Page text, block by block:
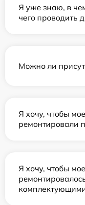
Я уже знаю, в
чего проводить
Можно ли
Я хочу, чтобы
ремонтировали
Я хочу, чтобы